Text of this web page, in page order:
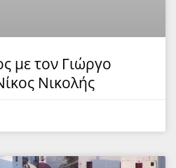
με τον Γιώργο
Νικολής